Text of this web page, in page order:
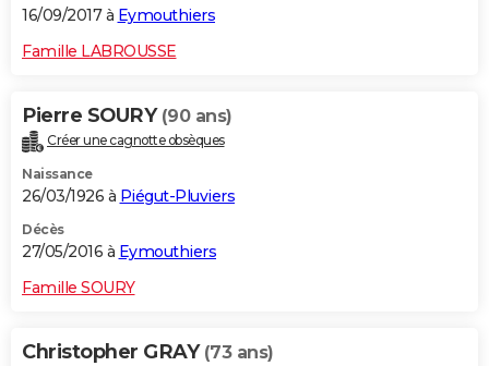
16/09/2017 à Eymouthiers
Famille LABROUSSE
Pierre SOURY (90 ans)
Créer une cagnotte obsèques
Naissance
26/03/1926 à Piégut-Pluviers
Décès
27/05/2016 à Eymouthiers
Famille SOURY
Christopher GRAY (73 ans)